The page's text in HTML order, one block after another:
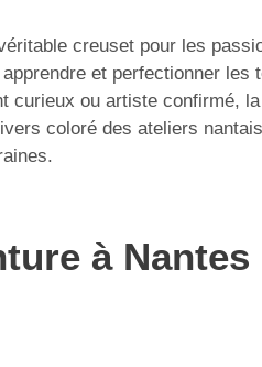
creuset pour les
et perfectionner
curieux ou artiste confirmé,
coloré des ateliers
à